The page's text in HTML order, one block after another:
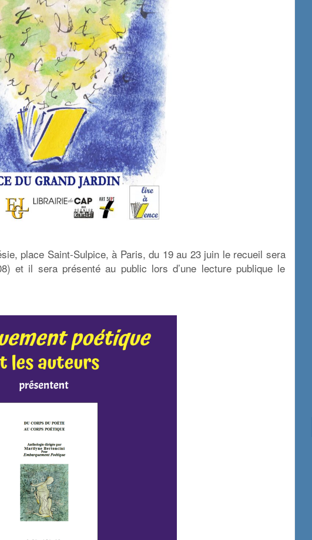
place Saint-Sulpice, à Paris, du 19 au 23 juin le recueil sera
et il sera présenté au public lors d’une lecture publique le